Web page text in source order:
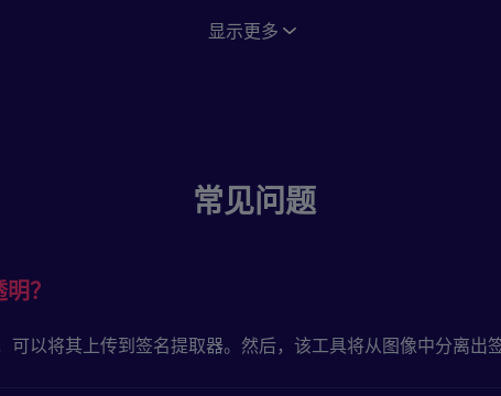
显示更多
常见问题
？
以将其上传到签名提取器。然后，该工具将从图像中分离出